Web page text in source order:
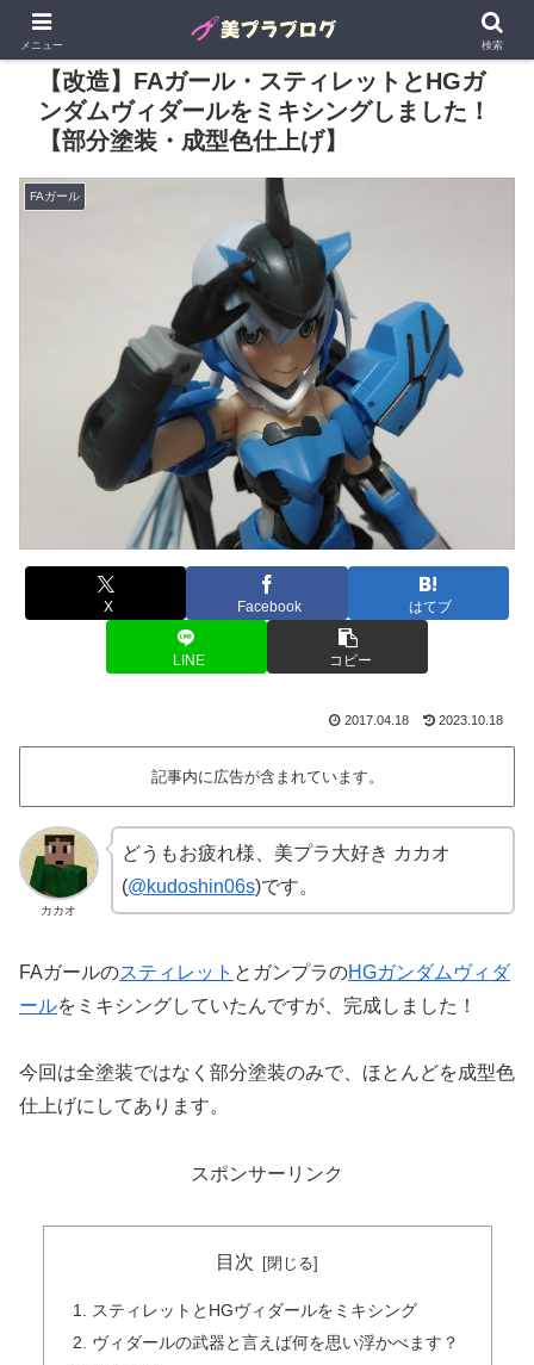
【改造】FAガール・スティレットとHGガ
ンダムヴィダールをミキシングしました！
【部分塗装・成型色仕上げ】
FAガール
X Facebook はてブ
LINE コピー
2017.04.18 2023.10.18
記事内に広告が含まれています。
カカオ
どうもお疲れ様、美プラ大好き カカオ
(@kudoshin06s)です。
FAガールのスティレット とガンプラのHGガンダムヴィダ
ールをミキシングしていたんですが、完成しました！
今回は全塗装ではなく部分塗装のみで、ほとんどを成型色
仕上げにしてあります。
スポンサーリンク
目次
スティレットとHGヴィダールをミキシング
ヴィダールの武器と言えば何を思い浮かべます？
メニュー 検索